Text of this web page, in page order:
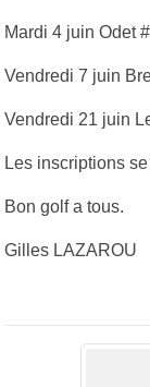
Mardi 4 juin Odet
Vendredi 7 juin
Vendredi 21 juin
Les inscriptions
Bon golf a tous.
Gilles LAZAROU